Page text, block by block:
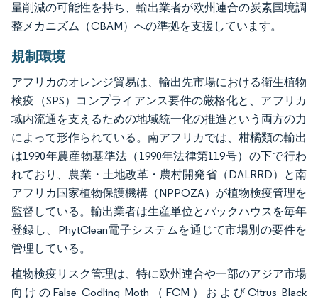
量削減の可能性を持ち、輸出業者が欧州連合の炭素国境調
整メカニズム（CBAM）への準拠を支援しています。
規制環境
アフリカのオレンジ貿易は、輸出先市場における衛生植物
検疫（SPS）コンプライアンス要件の厳格化と、アフリカ
域内流通を支えるための地域統一化の推進という両方の力
によって形作られている。南アフリカでは、柑橘類の輸出
は1990年農産物基準法（1990年法律第119号）の下で行わ
れており、農業・土地改革・農村開発省（DALRRD）と南
アフリカ国家植物保護機構（NPPOZA）が植物検疫管理を
監督している。輸出業者は生産単位とパックハウスを毎年
登録し、PhytClean電子システムを通じて市場別の要件を
管理している。
植物検疫リスク管理は、特に欧州連合や一部のアジア市場
向けのFalse Codling Moth（FCM）およびCitrus Black